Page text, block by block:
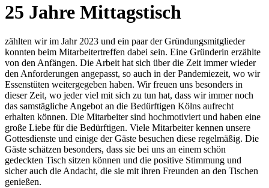
25 Jahre Mittagstisch
zählten wir im Jahr 2023 und ein paar der Gründungsmitglieder
konnten beim Mitarbeitertreffen dabei sein. Eine Gründerin erzählte
von den Anfängen. Die Arbeit hat sich über die Zeit immer wieder
den Anforderungen angepasst, so auch in der Pandemiezeit, wo wir
Essenstüten weitergegeben haben. Wir freuen uns besonders in
dieser Zeit, wo jeder viel mit sich zu tun hat, dass wir immer noch
das samstägliche Angebot an die Bedürftigen Kölns aufrecht
erhalten können. Die Mitarbeiter sind hochmotiviert und haben eine
große Liebe für die Bedürftigen. Viele Mitarbeiter kennen unsere
Gottesdienste und einige der Gäste besuchen diese regelmäßig. Die
Gäste schätzen besonders, dass sie bei uns an einem schön
gedeckten Tisch sitzen können und die positive Stimmung und
sicher auch die Andacht, die sie mit ihren Freunden an den Tischen
genießen.